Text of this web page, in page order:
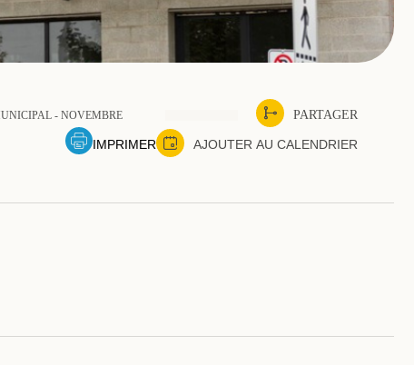
- NOVEMBRE PARTAGER
IMPRIMER AJOUTER AU CALENDRIER